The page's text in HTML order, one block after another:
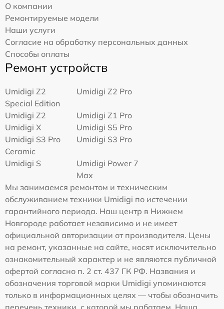
О компании
Ремонтируемые модели
Наши услуги
Согласие на обработку персональных данных
Способы оплаты
Ремонт устройств
Umidigi Z2
Special Edition
Umidigi Z2 Pro
Umidigi Z2
Umidigi Z1 Pro
Umidigi X
Umidigi S5 Pro
Umidigi S3 Pro
Ceramic
Umidigi S3 Pro
Umidigi S
Umidigi Power 7
Max
Мы занимаемся ремонтом и техническим
обслуживанием техники Umidigi по истечении
гарантийного периода. Наш центр в Нижнем
Новгороде работает независимо и не имеет
официальной авторизации от производителя. Цены
на ремонт, указанные на сайте, носят исключительно
ознакомительный характер и не являются публичной
офертой согласно п. 2 ст. 437 ГК РФ. Названия и
обозначения торговой марки Umidigi упоминаются
только в информационных целях — чтобы обозначить